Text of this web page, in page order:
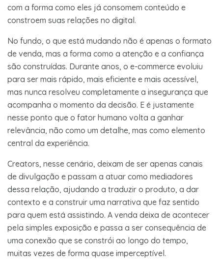
com a forma como eles já consomem conteúdo e
constroem suas relações no digital.
No fundo, o que está mudando não é apenas o formato
de venda, mas a forma como a atenção e a confiança
são construídas. Durante anos, o e-commerce evoluiu
para ser mais rápido, mais eficiente e mais acessível,
mas nunca resolveu completamente a insegurança que
acompanha o momento da decisão. E é justamente
nesse ponto que o fator humano volta a ganhar
relevância, não como um detalhe, mas como elemento
central da experiência.
Creators, nesse cenário, deixam de ser apenas canais
de divulgação e passam a atuar como mediadores
dessa relação, ajudando a traduzir o produto, a dar
contexto e a construir uma narrativa que faz sentido
para quem está assistindo. A venda deixa de acontecer
pela simples exposição e passa a ser consequência de
uma conexão que se constrói ao longo do tempo,
muitas vezes de forma quase imperceptível.